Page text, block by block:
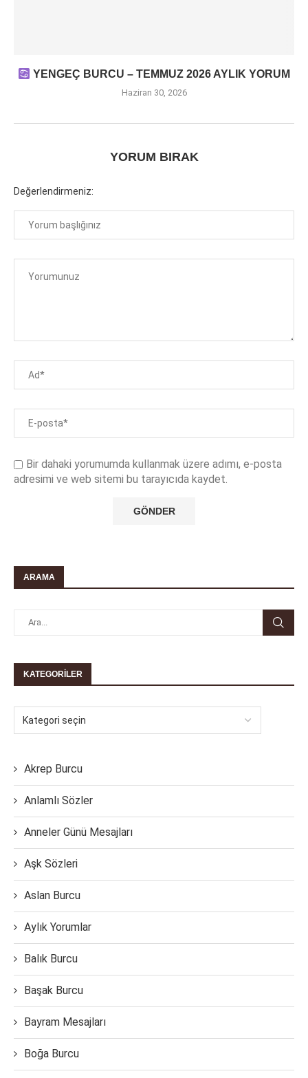
YENGEÇ BURCU – TEMMUZ 2026 AYLIK YORUM
Haziran 30, 2026
YORUM BIRAK
Değerlendirmeniz:
Bir dahaki yorumumda kullanmak üzere adımı, e-posta
adresimi ve web sitemi bu tarayıcıda kaydet.
ARAMA
KATEGORILER
Akrep Burcu
Anlamlı Sözler
Anneler Günü Mesajları
Aşk Sözleri
Aslan Burcu
Aylık Yorumlar
Balık Burcu
Başak Burcu
Bayram Mesajları
Boğa Burcu